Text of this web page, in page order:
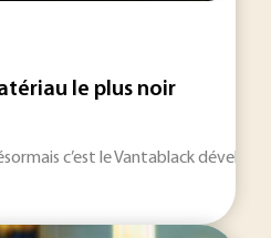
le plus noir
c’est le Vantablack